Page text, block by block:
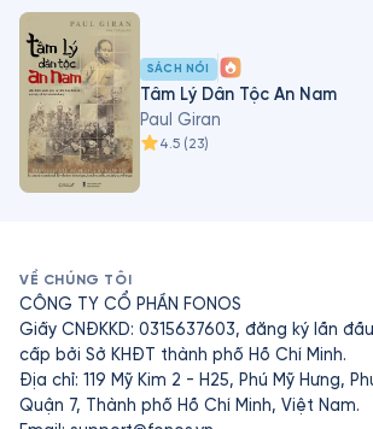
người An Nam (Psychologie du peuple
Phù thuật và tín ngưỡng An Nam
annamites, 1912)
SÁCH NÓI
Tâm Lý Dân Tộc An Nam
Paul Giran
4.5 (23)
VỀ CHÚNG TÔI
CÔNG TY CỔ PHẦN FONOS
Giấy CNĐKKD: 0315637603, đăng ký lần
cấp bởi Sở KHĐT thành phố Hồ Chí Minh.
Địa chỉ: 119 Mỹ Kim 2 - H25, Phú Mỹ Hưng,
Quận 7, Thành phố Hồ Chí Minh, Việt Nam.